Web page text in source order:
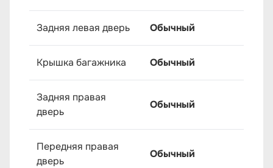
Задняя левая дверь Обычный
Крышка багажника Обычный
Задняя правая
дверь
Обычный
Передняя правая
дверь
Обычный